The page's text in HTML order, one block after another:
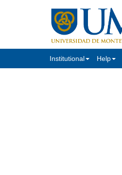
Institutional Help